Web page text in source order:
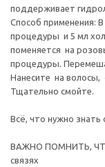
поддерживает
Способ применения:
процедуры и 5 мл
поменяется на
процедуры.
Нанесите на волосы,
Тщательно смойте.
Всё, что нужно знать
ВАЖНО ПОМНИТЬ,
связях